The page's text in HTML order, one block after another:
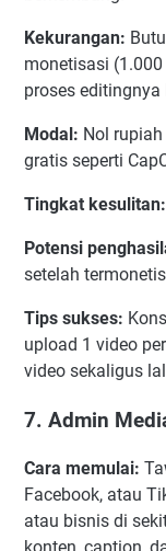
Kekurangan:
monetisasi
proses
Modal: Nol
gratis seperti
Tingkat kesulitan:
Potensi
setelah
Tips sukses:
upload 1 video
video sekaligus
7. Admin
Cara memulai:
Facebook, atau
atau bisnis di